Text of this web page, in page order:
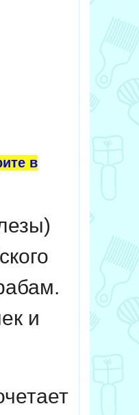
в
и